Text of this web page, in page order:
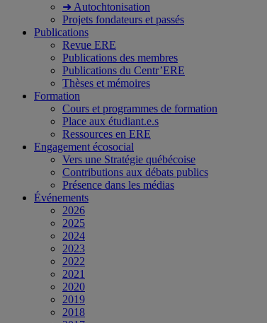
➜ Autochtonisation
Projets fondateurs et passés
Publications
Revue ERE
Publications des membres
Publications du Centr’ERE
Thèses et mémoires
Formation
Cours et programmes de formation
Place aux étudiant.e.s
Ressources en ERE
Engagement écosocial
Vers une Stratégie québécoise
Contributions aux débats publics
Présence dans les médias
Événements
2026
2025
2024
2023
2022
2021
2020
2019
2018